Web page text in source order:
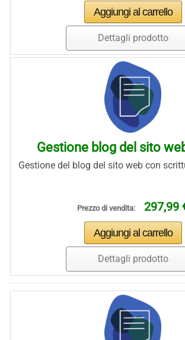
Dettagli prodotto
Gestione blog del sito
Gestione del blog del sito web con
Prezzo di vendita: 297,99
Dettagli prodotto